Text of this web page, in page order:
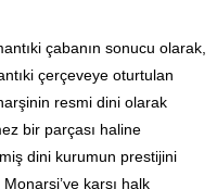
çabanın sonucu olarak,
çerçeveye oturtulan
resmi dini olarak
bir parçası haline
dini kurumun prestijini
karşı halk